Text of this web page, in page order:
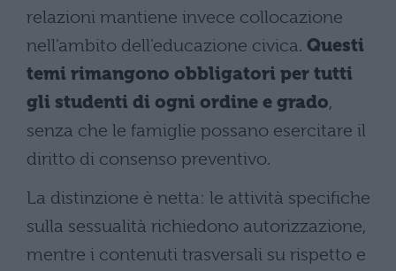
relazioni mantiene invece collocazione
nell’ambito dell’educazione civica. Questi
temi rimangono obbligatori per tutti
gli studenti di ogni ordine e grado,
senza che le famiglie possano esercitare il
diritto di consenso preventivo.
La distinzione è netta: le attività specifiche
sulla sessualità richiedono autorizzazione,
mentre i contenuti trasversali su rispetto e